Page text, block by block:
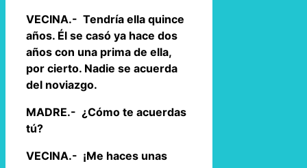
VECINA.- Tendría ella quince
años. Él se casó ya hace dos
años con una prima de ella,
por cierto. Nadie se acuerda
del noviazgo.
MADRE.- ¿Cómo te acuerdas
tú?
VECINA.- ¡Me haces unas